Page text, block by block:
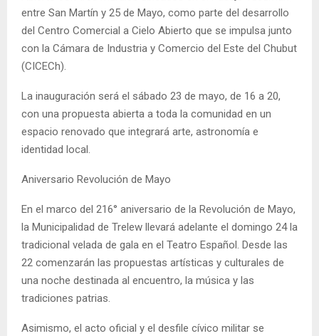
entre San Martín y 25 de Mayo, como parte del desarrollo
del Centro Comercial a Cielo Abierto que se impulsa junto
con la Cámara de Industria y Comercio del Este del Chubut
(CICECh).
La inauguración será el sábado 23 de mayo, de 16 a 20,
con una propuesta abierta a toda la comunidad en un
espacio renovado que integrará arte, astronomía e
identidad local.
Aniversario Revolución de Mayo
En el marco del 216° aniversario de la Revolución de Mayo,
la Municipalidad de Trelew llevará adelante el domingo 24 la
tradicional velada de gala en el Teatro Español. Desde las
22 comenzarán las propuestas artísticas y culturales de
una noche destinada al encuentro, la música y las
tradiciones patrias.
Asimismo, el acto oficial y el desfile cívico militar se